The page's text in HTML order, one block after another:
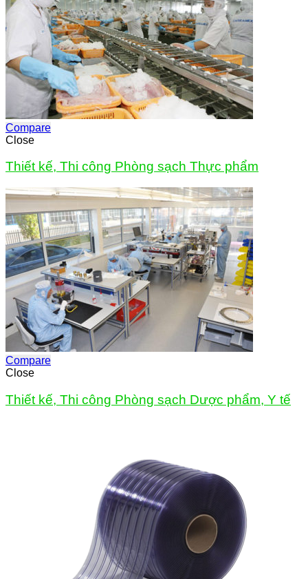
Compare
Close
Thiết kế, Thi công Phòng sạch Thực phẩm
Compare
Close
Thiết kế, Thi công Phòng sạch Dược phẩm, Y tế